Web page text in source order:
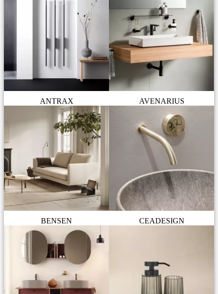
ANTRAX AVENARIUS
BENSEN CEADESIGN